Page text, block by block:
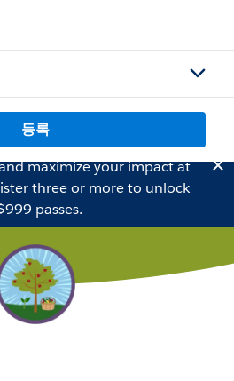
등록
maximize your impact at
three or more to unlock
passes.